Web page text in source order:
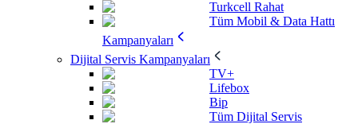
Turkcell Rahat
Tüm Mobil & Data Hattı
Kampanyaları
Dijital Servis Kampanyaları
TV+
Lifebox
Bip
Tüm Dijital Servis